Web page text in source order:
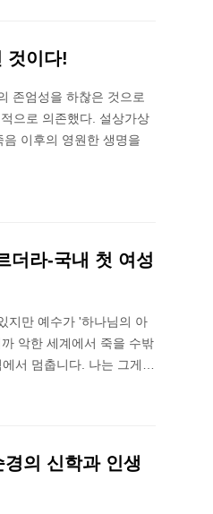
것이다!
존엄성을 하찮은 것으로
으로 의존했다. 설상가상
이후의 영원한 생명을
더라-국내 첫 여성
지만 예수가 '하나님의 아
악한 세계에서 죽을 수밖
서 멈춥니다. 나는 그게…
의 신학과 인생